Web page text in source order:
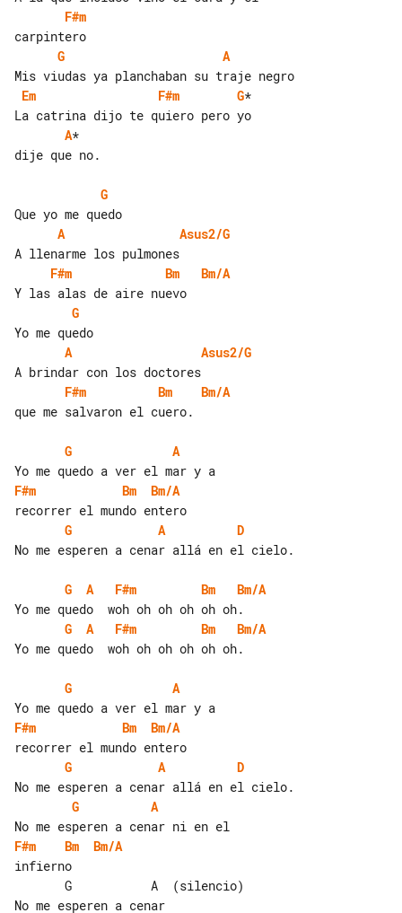
F#m
G
A
Em
F#m G*
A*
dije que no.
G
A
Asus2/G
F#m
Bm
Bm/A
G
A
Asus2/G
F#m
Bm
Bm/A
que me salvaron el cuero.
G
A
F#m
Bm
Bm/A
G
A
D
No me esperen a cenar allá en el cielo.
G A F#m Bm
Bm/A
G
A F#m Bm
Bm/A
Yo me quedo  woh oh oh oh oh oh.
G
A
F#m
Bm
Bm/A
G
A
D
G
A
F#m
Bm
Bm/A
infierno